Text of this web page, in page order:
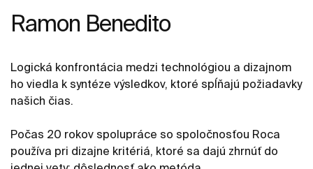
Ramon Benedito
Logická konfrontácia medzi technológiou a dizajnom
ho viedla k syntéze výsledkov, ktoré spĺňajú požiadavky
našich čias.
Počas 20 rokov spolupráce so spoločnosťou Roca
používa pri dizajne kritériá, ktoré sa dajú zhrnúť do